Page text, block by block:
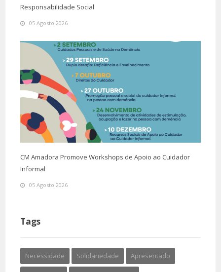
Responsabilidade Social
05 Agosto 2026
CM Amadora Promove Workshops de Apoio ao Cuidador
Informal
05 Agosto 2026
Tags
Necessidade Solidariedade Apresentado